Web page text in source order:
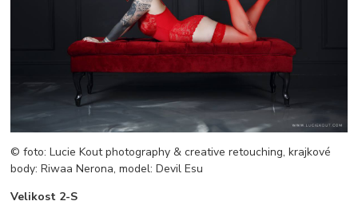
© foto: Lucie Kout photography & creative retouching, krajkové
body: Riwaa Nerona, model: Devil Esu
Velikost 2-S